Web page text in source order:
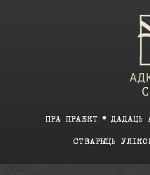
ПРА ПРАЕКТ ДАДАЦЬ
СТВАРЫЦЬ